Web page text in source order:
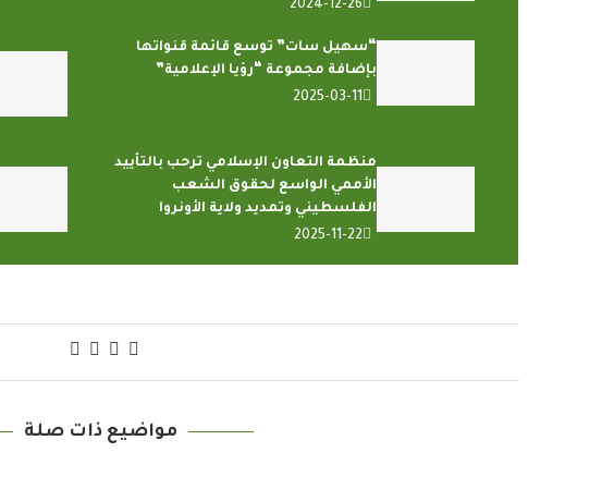
2024-12-26
“سهيل سات” توسع قائمة قنواتها
بإضافة مجموعة “رؤيا الإعلامية”
2025-03-11
منظمة التعاون الإسلامي ترحب بالتأييد
الأممي الواسع لحقوق الشعب
الفلسطيني وتمديد ولاية الأونروا
2025-11-22
مواضيع ذات صلة